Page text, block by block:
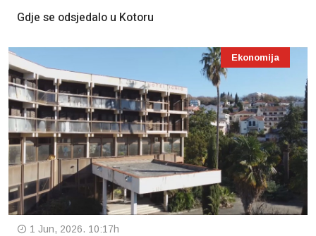
Gdje se odsjedalo u Kotoru
Ekonomija
1 Jun, 2026. 10:17h